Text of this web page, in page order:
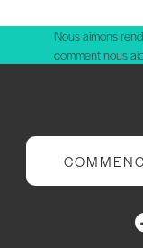
Nous aimons
comment nous